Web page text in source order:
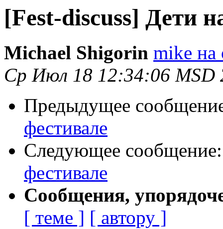
[Fest-discuss] Дети
Michael Shigorin mike на
Ср Июл 18 12:34:06 MSD
Предыдущее
фестивале
Следующее
фестивале
Сообщения,
[ теме ] [ автору ]